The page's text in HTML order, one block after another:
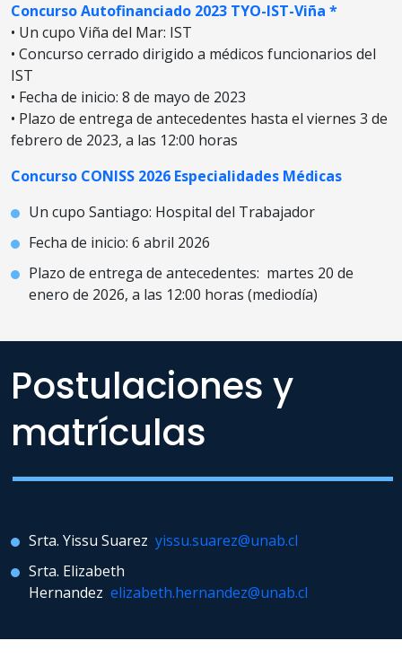
Concurso Autofinanciado 2023 TYO-IST-Viña *
• Un cupo Viña del Mar: IST
• Concurso cerrado dirigido a médicos funcionarios del
IST
• Fecha de inicio: 8 de mayo de 2023
• Plazo de entrega de antecedentes hasta el viernes 3 de
febrero de 2023, a las 12:00 horas
Concurso CONISS 2026 Especialidades Médicas
Un cupo Santiago: Hospital del Trabajador
Fecha de inicio: 6 abril 2026
Plazo de entrega de antecedentes: martes 20 de
enero de 2026, a las 12:00 horas (mediodía)
Srta. Yissu Suarez yissu.suarez@unab.cl
Srta. Elizabeth
Hernandez elizabeth.hernandez@unab.cl
Postulaciones y
matrículas